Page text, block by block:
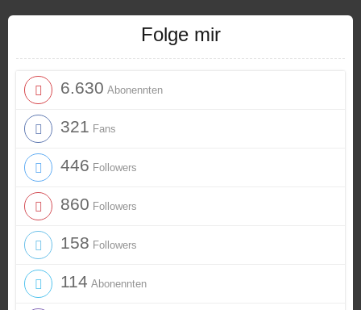
Folge mir
6.630 Abonennten
321 Fans
446 Followers
860 Followers
158 Followers
114 Abonennten